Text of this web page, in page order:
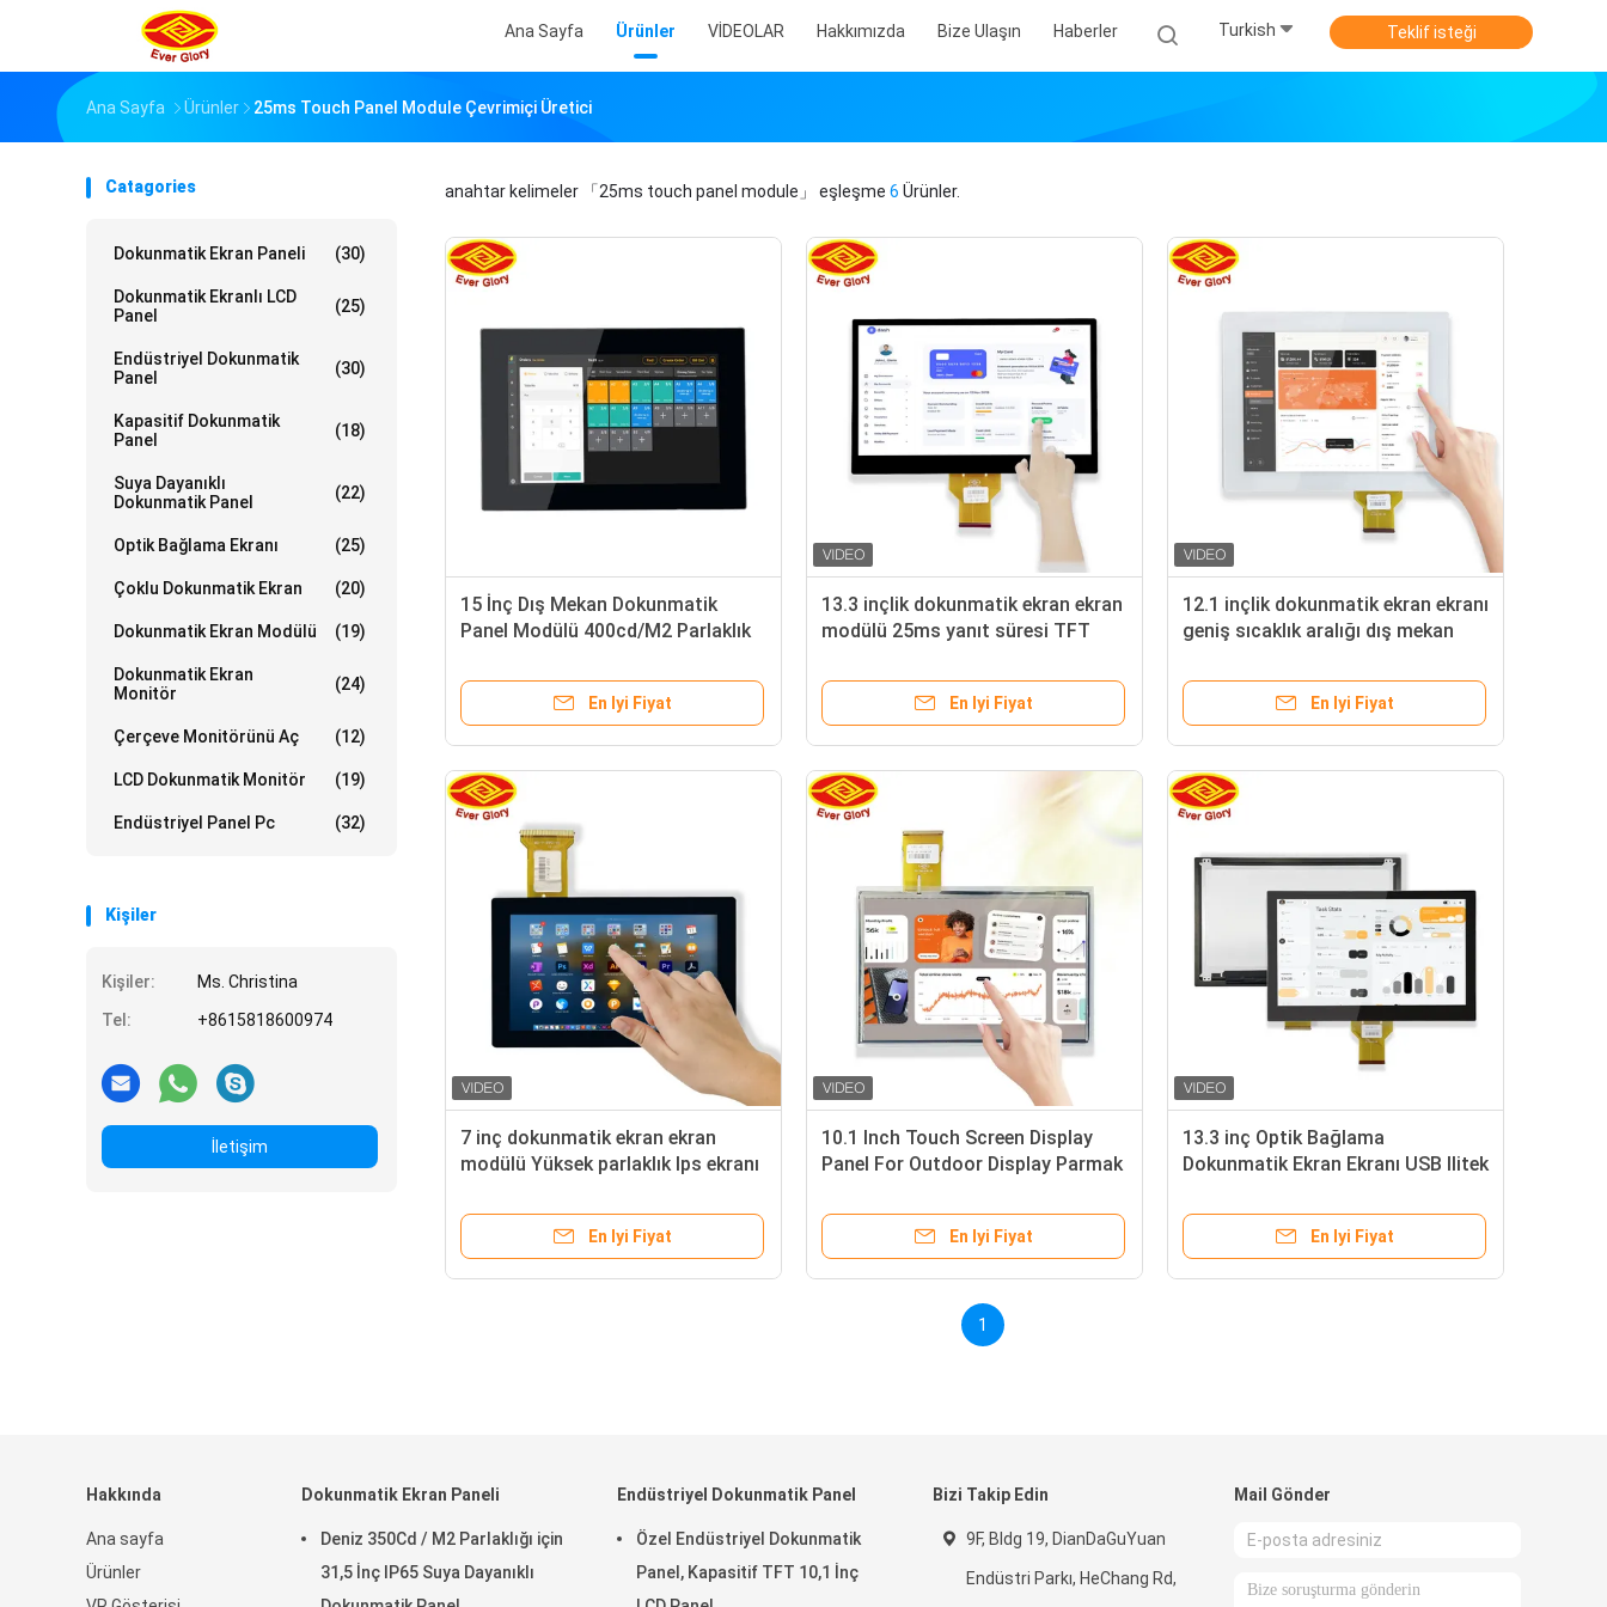
Ana Sayfa Ürünler VİDEOLAR Hakkımızda Bize Ulaşın Haberler Turkish Teklif isteği
Ana Sayfa Ürünler 25ms Touch Panel Module Çevrimiçi Üretici
Catagories
Dokunmatik Ekran Paneli (30)
Dokunmatik Ekranlı LCD
Panel
(25)
Endüstriyel Dokunmatik
Panel
(30)
Kapasitif Dokunmatik
Panel
(18)
Suya Dayanıklı
Dokunmatik Panel
(22)
Optik Bağlama Ekranı (25)
Çoklu Dokunmatik Ekran (20)
Dokunmatik Ekran Modülü (19)
Dokunmatik Ekran
Monitör
(24)
Çerçeve Monitörünü Aç (12)
LCD Dokunmatik Monitör (19)
Endüstriyel Panel Pc (32)
Kişiler
Kişiler:
Ms. Christina
Tel:
+8615818600974
İletişim
anahtar kelimeler 「25ms touch panel module」 eşleşme 6 Ürünler.
15 İnç Dış Mekan Dokunmatik
Panel Modülü 400cd/M2 Parlaklık
En Iyi Fiyat
13.3 inçlik dokunmatik ekran ekran
modülü 25ms yanıt süresi TFT
En Iyi Fiyat
12.1 inçlik dokunmatik ekran ekranı
geniş sıcaklık aralığı dış mekan
En Iyi Fiyat
7 inç dokunmatik ekran ekran
modülü Yüksek parlaklık Ips ekranı
En Iyi Fiyat
10.1 Inch Touch Screen Display
Panel For Outdoor Display Parmak
En Iyi Fiyat
13.3 inç Optik Bağlama
Dokunmatik Ekran Ekranı USB Ilitek
En Iyi Fiyat
1
Hakkında
Ana sayfa
Ürünler
Dokunmatik Ekran Paneli
Deniz 350Cd / M2 Parlaklığı için
31,5 İnç IP65 Suya Dayanıklı
Endüstriyel Dokunmatik Panel
Özel Endüstriyel Dokunmatik
Panel, Kapasitif TFT 10,1 İnç
Bizi Takip Edin
9F, Bldg 19, DianDaGuYuan
Endüstri Parkı, HeChang Rd,
Mail Gönder